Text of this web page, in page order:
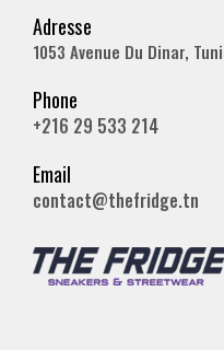
Adresse
1053 Avenue Du Dinar,
Phone
+216 29 533 214
Email
contact@thefridge.tn